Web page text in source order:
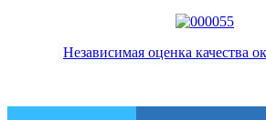
Независимая оценка качества